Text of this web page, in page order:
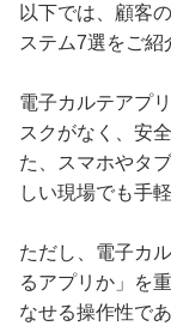
以下では、顧客
ステム7選をご紹
電子カルテアプ
スクがなく、安
た、スマホやタ
しい現場でも手
ただし、電子カ
るアプリか」を
なせる操作性で